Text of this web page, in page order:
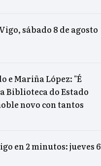
sábado 8 de agosto
e Mariña López: "É
Biblioteca do Estado
novo con tantos
en 2 minutos: jueves 6